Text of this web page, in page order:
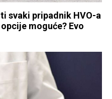
svaki pripadnik HVO-a
moguće? Evo